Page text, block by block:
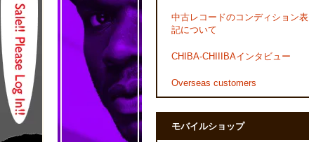
中古レコードのコンディション表
記について
CHIBA-CHIIIBAインタビュー
Overseas customers
モバイルショップ